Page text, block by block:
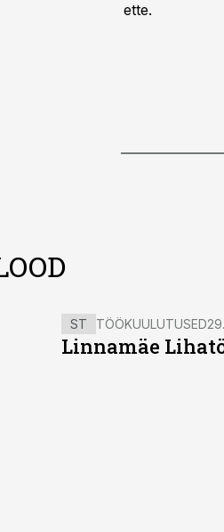
ette.
ST TÖÖKUULUTUSED
Linnamäe